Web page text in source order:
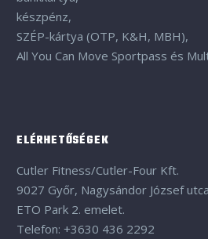
készpénz,
SZÉP-kártya (OTP, K&H, MBH),
All You Can Move Sportpass és
ELÉRHETŐSÉGEK
Cutler Fitness/Cutler-Four Kft.
9027 Győr, Nagysándor József
ETO Park 2. emelet.
Telefon: +3630 436 2292